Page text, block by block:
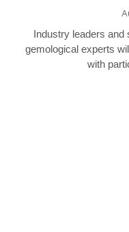
Industry leaders and
gemological experts
with